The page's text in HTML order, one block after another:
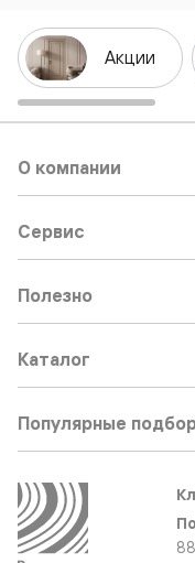
Акции
О компании
Сервис
Полезно
Каталог
Популярные